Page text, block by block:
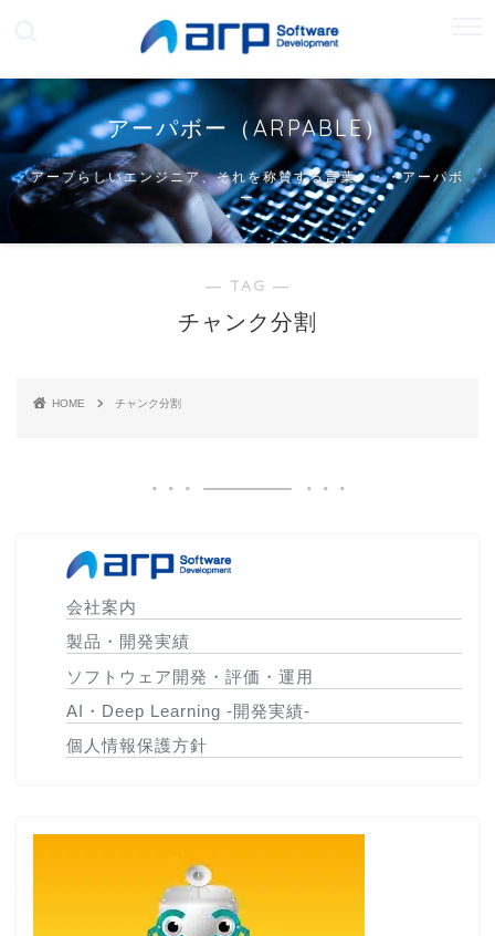
アーパボー（ARPABLE）
アープらしいエンジニア、それを称賛する言葉・・・アーパボ
ー
― TAG ―
チャンク分割
HOME チャンク分割
会社案内
製品・開発実績
ソフトウェア開発・評価・運用
AI・Deep Learning -開発実績-
個人情報保護方針